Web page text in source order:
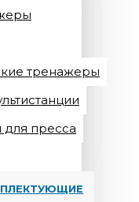
тренажеры
пресса